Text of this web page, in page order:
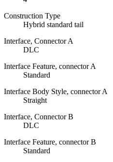
Construction Type
Hybrid standard tail
Interface, Connector A
DLC
Interface Feature, connector A
Standard
Interface Body Style, connector A
Straight
Interface, Connector B
DLC
Interface Feature, connector B
Standard